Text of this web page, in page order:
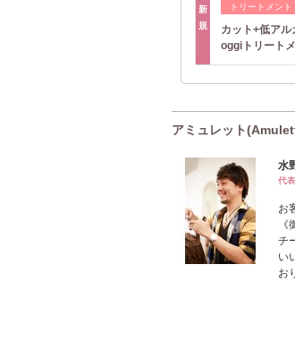
新
規
トリートメント
カット+低ア
oggiトリート
アミュレット
水
代表
お
チ
い
お